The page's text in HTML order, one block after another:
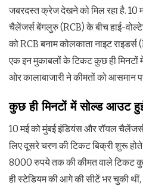
जबरदस्त क्रेज देखने को मिल रहा है. 10
चैलेंजर्स बेंगलुरु (RCB) के बीच हाई-
को RCB बनाम कोलकाता नाइट राइडर्स
एक इन मुकाबलों के टिकट कुछ ही मिनटों
ओर कालाबाजारी ने कीमतों को आसमान
कुछ ही मिनटों में सोल्ड आउट
10 मई को मुंबई इंडियंस और रॉयल
लिए दूसरे चरण की टिकट बिक्री शुरू
8000 रुपये तक की कीमत वाले टिकट
ही स्टेडियम की आगे की सीटें भर चुकी